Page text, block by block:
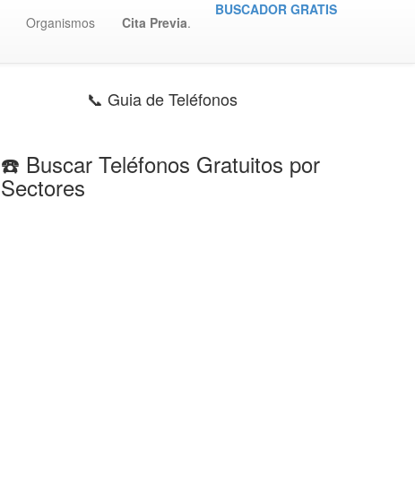
Organismos Cita Previa.
BUSCADOR GRATIS
📞 Guia de Teléfonos
☎️ Buscar Teléfonos Gratuitos por
Sectores